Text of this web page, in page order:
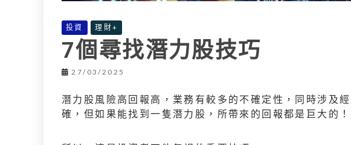
投資 理財+
7個尋找潛力股技巧
27/03/2025
潛力股風險高回報高，業務有較多的不確定性，同時涉及
確，但如果能找到一隻潛力股，所帶來的回報都是巨大的！